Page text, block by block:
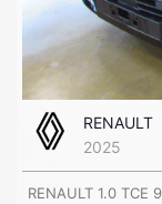
RENAULT
2025
RENAULT 1.0 TCE